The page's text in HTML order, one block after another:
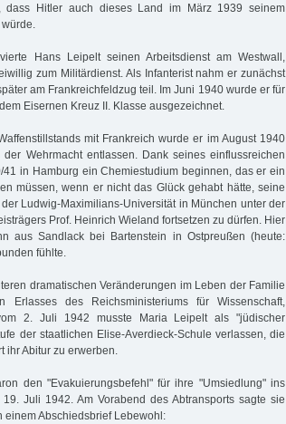
dass Hitler auch dieses Land im März 1939 seinem
Hans Leipelt seinen Arbeitsdienst am Westwall,
zum Militärdienst. Als Infanterist nahm er zunächst
am Frankreichfeldzug teil. Im Juni 1940 wurde er für
Eisernen Kreuz II. Klasse ausgezeichnet.
mit Frankreich wurde er im August 1940
Wehrmacht entlassen. Dank seines einflussreichen
41 in Hamburg ein Chemiestudium beginnen, das er ein
müssen, wenn er nicht das Glück gehabt hätte, seine
Ludwig-Maximilians-Universität in München unter der
Prof. Heinrich Wieland fortsetzen zu dürfen. Hier
aus Sandlack bei Bartenstein in Ostpreußen (heute:
fühlte.
dramatischen Veränderungen im Leben der Familie
Erlasses des Reichsministeriums für Wissenschaft,
2. Juli 1942 musste Maria Leipelt als "jüdischer
der staatlichen Elise-Averdieck-Schule verlassen, die
ihr Abitur zu erwerben.
den "Evakuierungsbefehl" für ihre "Umsiedlung" ins
Juli 1942. Am Vorabend des Abtransports sagte sie
einem Abschiedsbrief Lebewohl: